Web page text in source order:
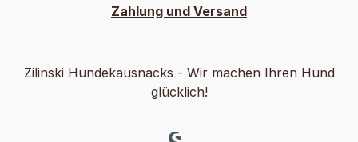
Zahlung und Versand
Zilinski Hundekausnacks - Wir machen Ihren Hund
glücklich!